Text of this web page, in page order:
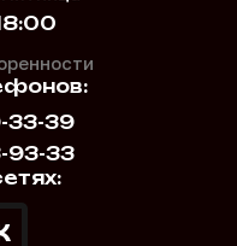
33-39
93-33